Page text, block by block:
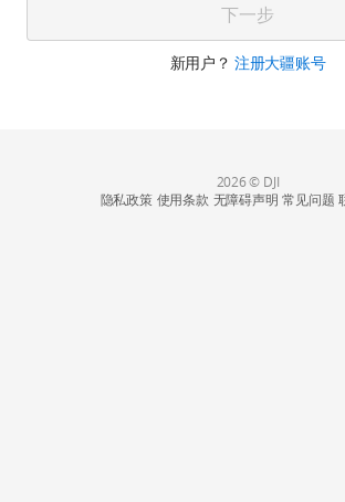
下一步
新用户？注册大疆账号
2026 © DJI
隐私政策 使用条款 无障碍声明 常见问题